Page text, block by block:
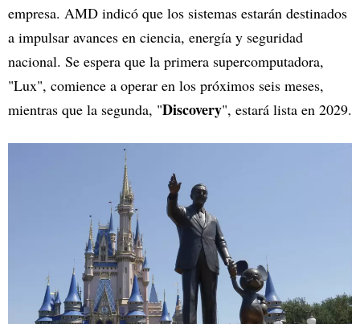
empresa. AMD indicó que los sistemas estarán destinados
a impulsar avances en ciencia, energía y seguridad
nacional. Se espera que la primera supercomputadora,
"Lux", comience a operar en los próximos seis meses,
mientras que la segunda, "Discovery", estará lista en 2029.